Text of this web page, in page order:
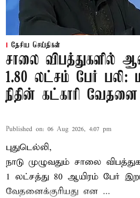
தேசிய செய்திகள்
சாலை விபத்துகளில்
1.80 லட்சம் பேர் பலி:
நிதின் கட்காரி வேதனை
Published on: 06 Aug 2026, 4:07 pm
புதுடெல்லி,
நாடு முழுவதும் சாலை
1 லட்சத்து 80 ஆயிரம் பேர்
வேதனைக்குரியது என ...